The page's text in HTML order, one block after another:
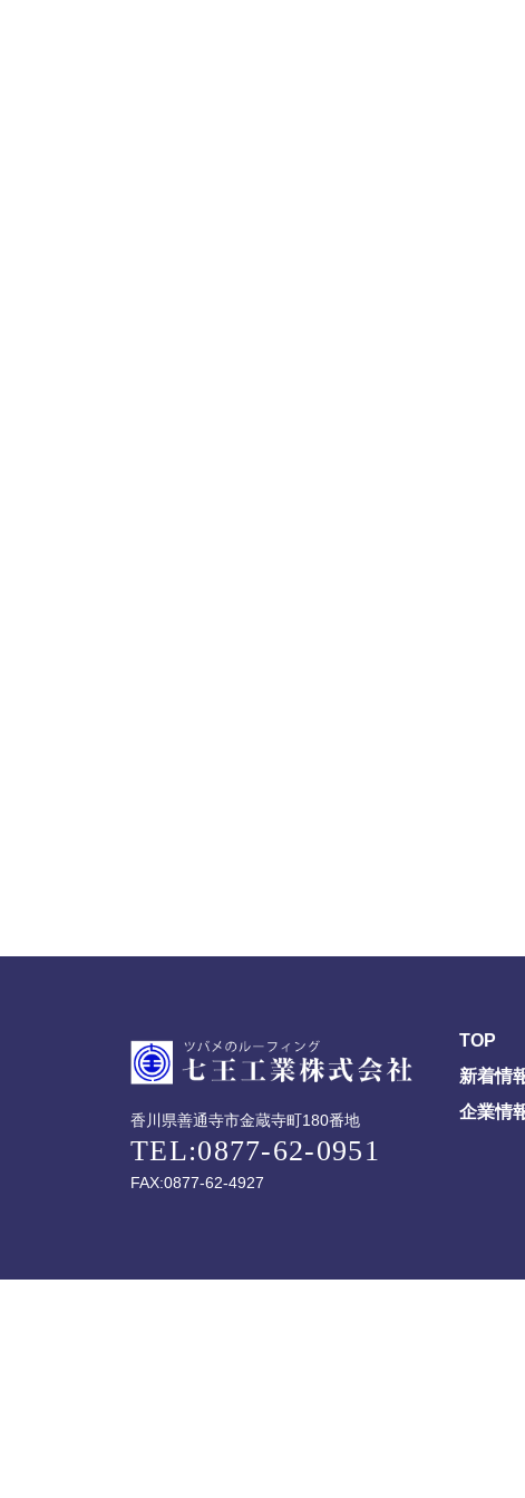
TOP
新着情
企業情
香川県善通寺市金蔵寺町180番地
TEL:0877-62-0951
FAX:0877-62-4927